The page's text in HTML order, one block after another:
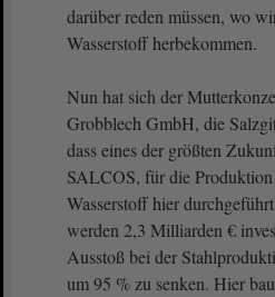
darüber reden müssen, wo
Wasserstoff herbekommen.
Nun hat sich der
Grobblech GmbH, die
dass eines der größten
SALCOS, für die
Wasserstoff hier
werden 2,3 Milliarden €
Ausstoß bei der
um 95 % zu senken. Hier